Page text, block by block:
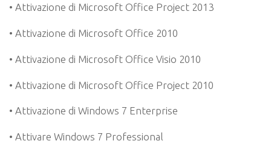
• Attivazione di Microsoft Office Project 2013
• Attivazione di Microsoft Office 2010
• Attivazione di Microsoft Office Visio 2010
• Attivazione di Microsoft Office Project 2010
• Attivazione di Windows 7 Enterprise
• Attivare Windows 7 Professional